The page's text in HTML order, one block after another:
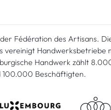
Fédération des Artisans.
vereinigt Handwerksbetriebe
Handwerk zählt
Beschäftigten.